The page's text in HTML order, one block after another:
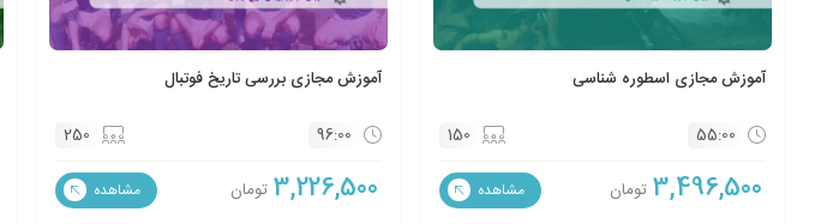
آموزش مجازی اسطوره شناسی
55:00
150
3,496,500 تومان مشاهده
آموزش مجازی بررسی تاریخ فوتبال
96:00
250
3,226,500 تومان مشاهده